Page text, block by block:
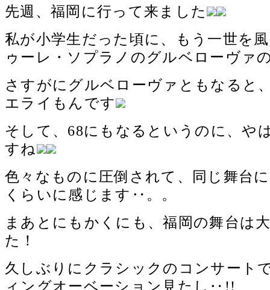
先週、福岡に行って来ました
私が小学生だった頃に、もう一世を
ゥーレ・ソプラノのグルベローヴァ
さすがにグルベローヴァともなると
エライもんです
そして、68にもなるというのに、や
すね
色々なものに圧倒されて、同じ舞台
くらいに感じます‥。。
まあとにもかくにも、福岡の舞台は
た！
久しぶりにクラシックのコンサート
ィングオーベーション見たし‥!!